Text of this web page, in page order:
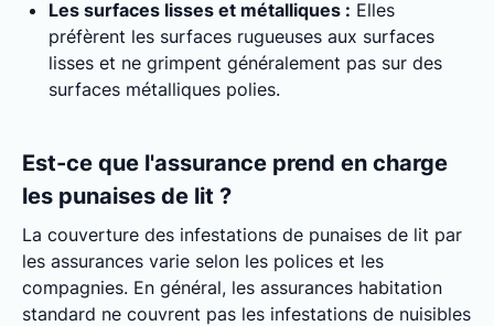
Les surfaces lisses et métalliques : Elles
préfèrent les surfaces rugueuses aux surfaces
lisses et ne grimpent généralement pas sur des
surfaces métalliques polies.
Est-ce que l'assurance prend en charge
les punaises de lit ?
La couverture des infestations de punaises de lit par
les assurances varie selon les polices et les
compagnies. En général, les assurances habitation
standard ne couvrent pas les infestations de nuisibles